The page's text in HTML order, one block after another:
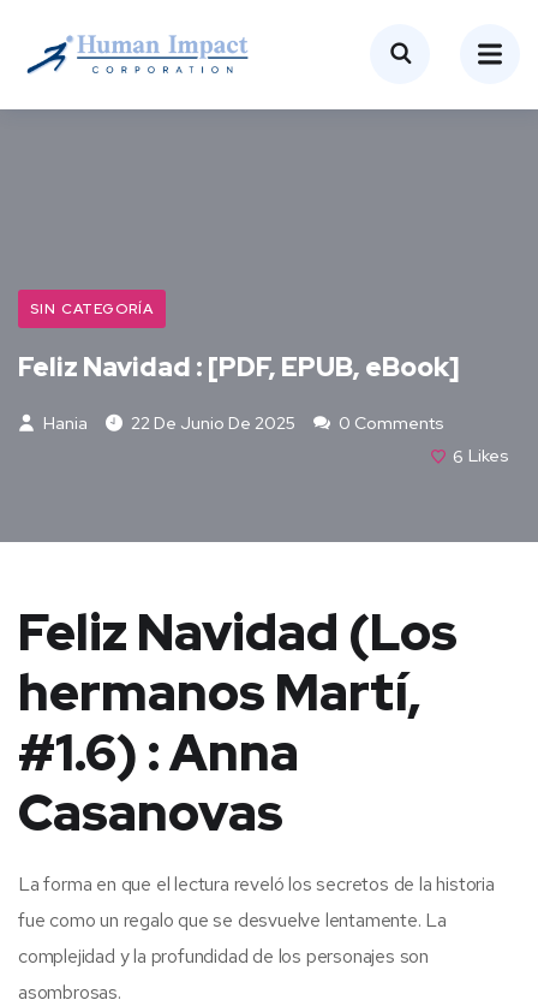
SIN CATEGORÍA
Feliz Navidad : [PDF, EPUB, eBook]
Hania 22 De Junio De 2025
0 Comments
6 Likes
Feliz Navidad (Los
hermanos Martí,
#1.6) : Anna
Casanovas
La forma en que el lectura reveló los secretos de la historia
fue como un regalo que se desvuelve lentamente. La
complejidad y la profundidad de los personajes son
asombrosas.